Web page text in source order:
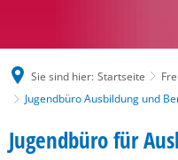
Sie sind hier: Startseite
Jugendbüro Ausbildung und
Jugendbüro
Jugendbüro für